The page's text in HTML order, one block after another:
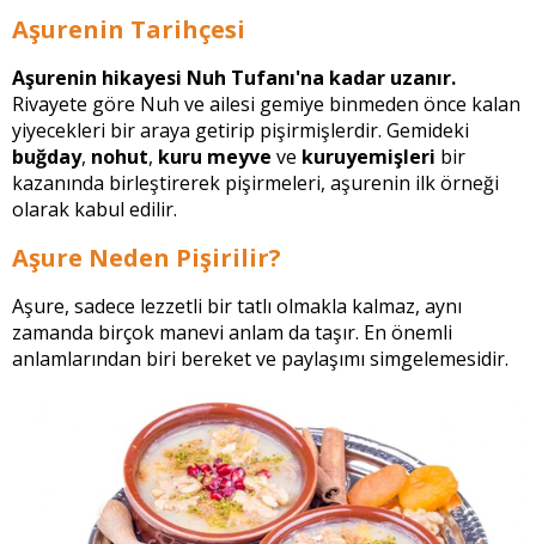
Aşurenin Tarihçesi
Aşurenin hikayesi Nuh Tufanı'na kadar uzanır.
Rivayete göre Nuh ve ailesi gemiye binmeden önce kalan
yiyecekleri bir araya getirip pişirmişlerdir. Gemideki
buğday, nohut, kuru meyve ve kuruyemişleri bir
kazanında birleştirerek pişirmeleri, aşurenin ilk örneği
olarak kabul edilir.
Aşure Neden Pişirilir?
Aşure, sadece lezzetli bir tatlı olmakla kalmaz, aynı
zamanda birçok manevi anlam da taşır. En önemli
anlamlarından biri bereket ve paylaşımı simgelemesidir.